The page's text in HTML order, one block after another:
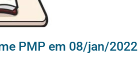
PMP em 08/jan/2022